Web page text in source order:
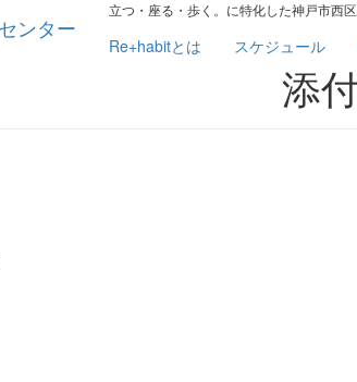
立つ・座る・歩く。に特化した神戸市西
Re+habitとは スケジュール
添